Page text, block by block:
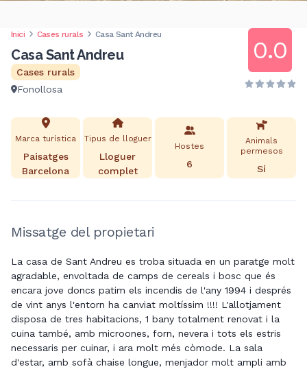
Inici Cases rurals Casa Sant Andreu
Casa Sant Andreu
Cases rurals
Fonollosa
0.0
Marca turística
Paisatges
Barcelona
Tipus de lloguer
Lloguer
complet
Hostes
6
Animals
permesos
Sí
Missatge del propietari
La casa de Sant Andreu es troba situada en un paratge molt
agradable, envoltada de camps de cereals i bosc que és
encara jove doncs patim els incendis de l'any 1994 i després
de vint anys l'entorn ha canviat moltíssim !!!! L'allotjament
disposa de tres habitacions, 1 bany totalment renovat i la
cuina també, amb microones, forn, nevera i tots els estris
necessaris per cuinar, i ara molt més còmode. La sala
d'estar, amb sofà chaise longue, menjador molt ampli amb